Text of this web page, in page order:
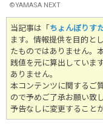
©YAMASA NEXT
当記事は「 ちょんぼりす
ます。情報提供を目的と
たものではありません。
践値を元に算出していま
ありません。
本コンテンツに関するご
ので予めご了承お願い致
予告なしに変更すること